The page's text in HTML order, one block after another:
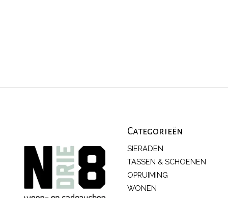
Categorieën
SIERADEN
TASSEN & SCHOENEN
OPRUIMING
WONEN